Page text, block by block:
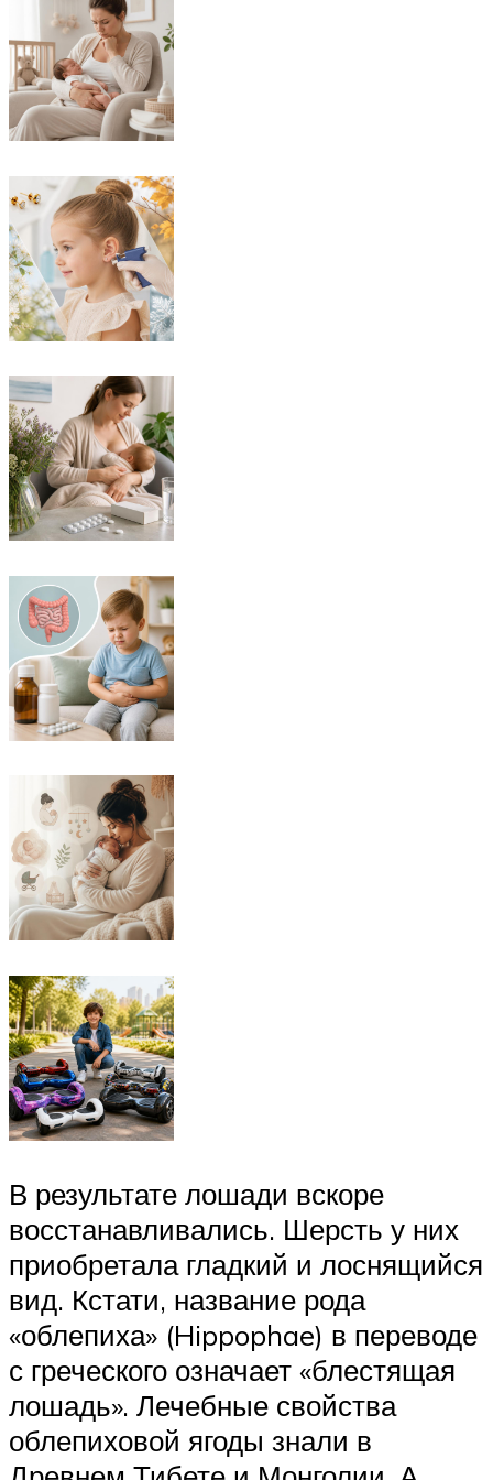
В результате лошади вскоре
восстанавливались. Шерсть у них
приобретала гладкий и лоснящийся
вид. Кстати, название рода
«облепиха» (Hippophae) в переводе
с греческого означает «блестящая
лошадь». Лечебные свойства
облепиховой ягоды знали в